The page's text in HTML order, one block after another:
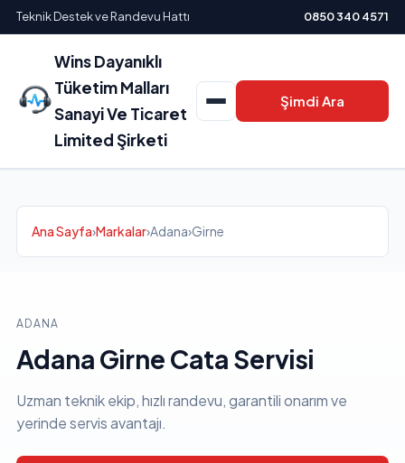
Teknik Destek ve Randevu Hattı 0850 340 4571
Wins Dayanıklı
Tüketim Malları
Sanayi Ve Ticaret
Limited Şirketi
Şimdi Ara
Ana Sayfa›Markalar›Adana›Girne
ADANA
Adana Girne Cata Servisi
Uzman teknik ekip, hızlı randevu, garantili onarım ve
yerinde servis avantajı.